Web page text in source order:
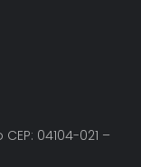
04104-021 –